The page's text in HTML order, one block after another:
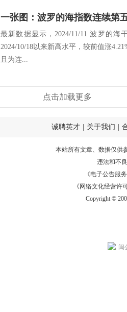
最新数据显示，2024/11/11 波罗的海
2024/10/18以来新高水平，较前值涨
且为连...
点击加载更多
诚聘英才 关于我们
本站所有文章、数据仅供
违法和不
《电子公告服务
《网络文化经营许
Copyright ©
闽